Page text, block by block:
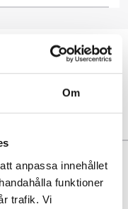
Om
anpassa innehållet
funktioner
trafik. Vi
Recensioner